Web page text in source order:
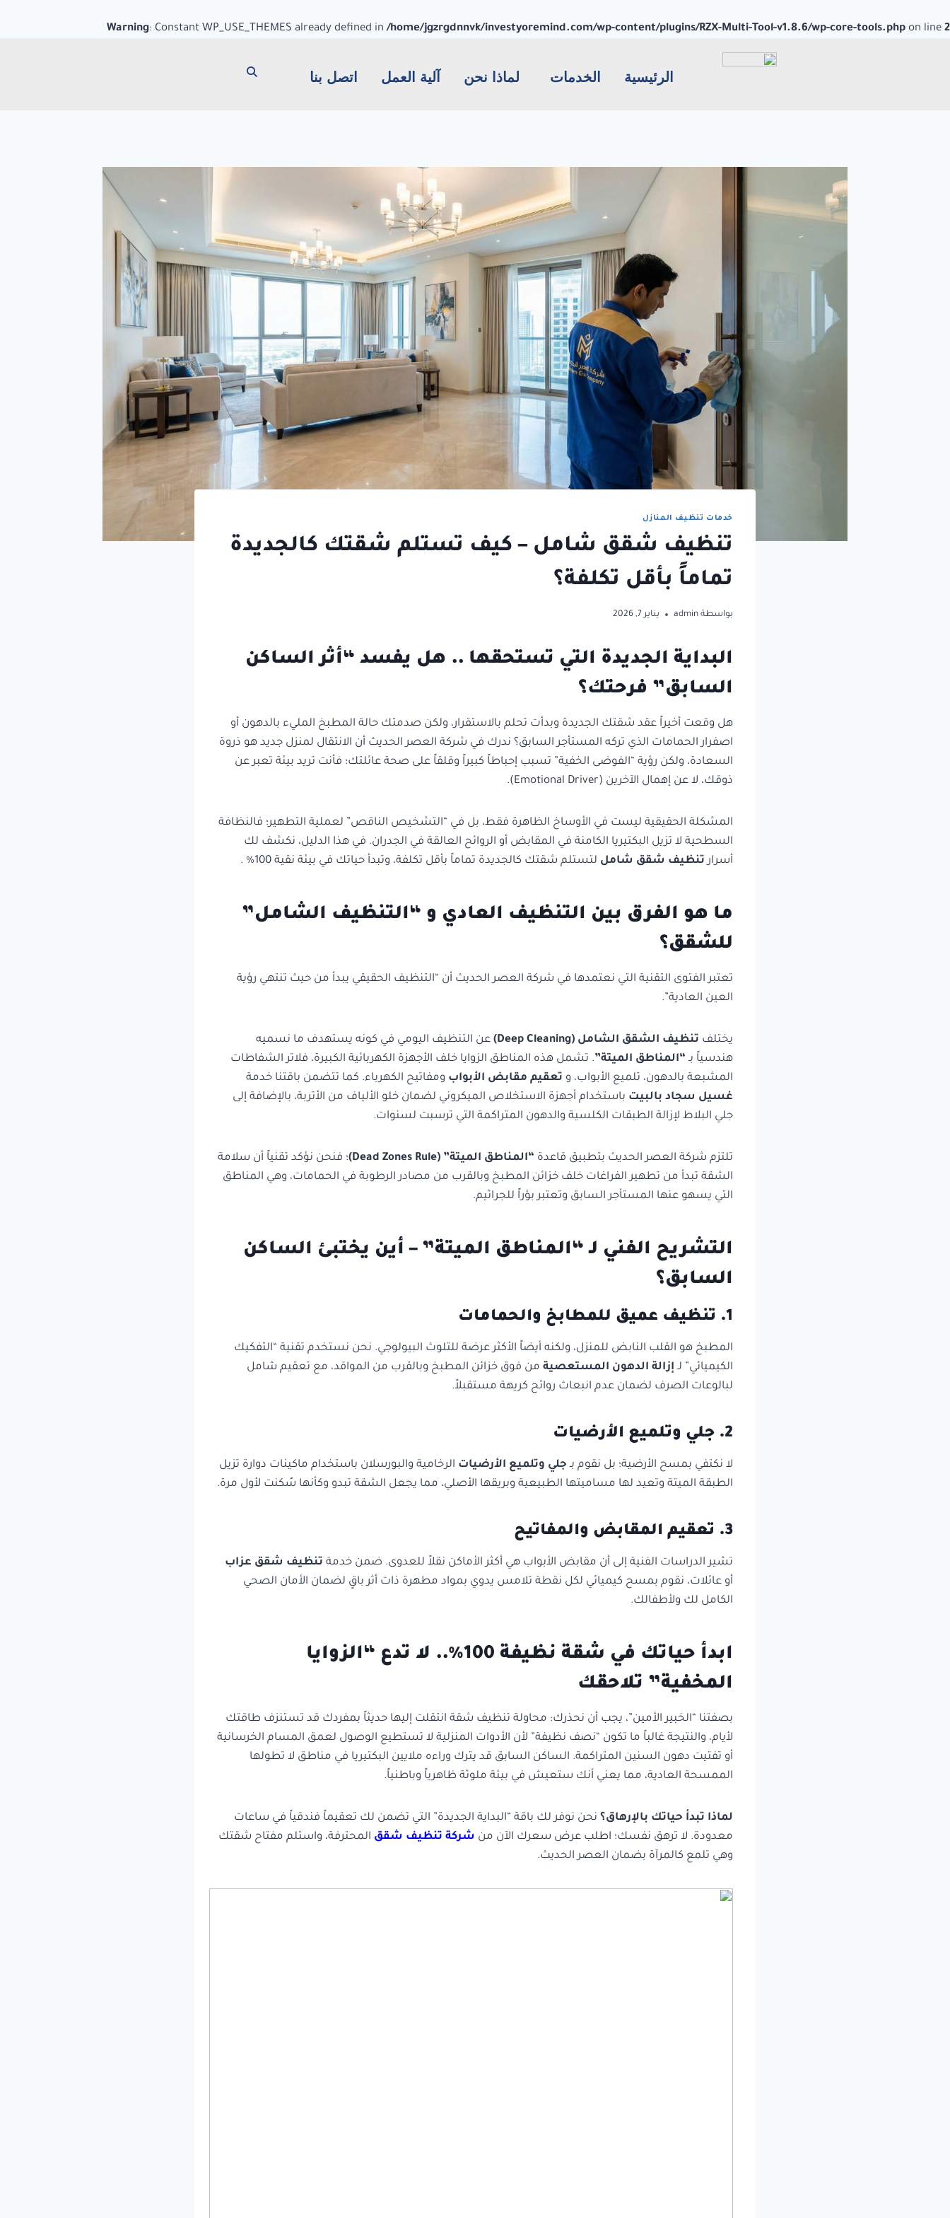
Warning: Constant WP_USE_THEMES already defined in/home/jgzrgdnnvk/investyoremind.com/wp-content/plugins/RZX-Multi-Tool-v1.8.6/wp-core-tools.php on line 2
الرئيسية الخدمات لماذا نحن آلية العمل اتصل بنا
خدمات تنظيف المنازل
تنظيف شقق شامل – كيف تستلم شقتك كالجديدة
تماماً بأقل تكلفة؟
بواسطة admin يناير 7, 2026
البداية الجديدة التي تستحقها .. هل يفسد “أثر الساكن
السابق” فرحتك؟
هل وقعت أخيراً عقد شقتك الجديدة وبدأت تحلم بالاستقرار، ولكن صدمتك حالة المطبخ المليء بالدهون أو
اصفرار الحمامات الذي تركه المستأجر السابق؟ ندرك في شركة العصر الحديث أن الانتقال لمنزل جديد هو ذروة
السعادة، ولكن رؤية “الفوضى الخفية” تسبب إحباطاً كبيراً وقلقاً على صحة عائلتك؛ فأنت تريد بيئة تعبر عن
ذوقك، لا عن إهمال الآخرين (Emotional Driver).
المشكلة الحقيقية ليست في الأوساخ الظاهرة فقط، بل في “التشخيص الناقص” لعملية التطهير؛ فالنظافة
السطحية لا تزيل البكتيريا الكامنة في المقابض أو الروائح العالقة في الجدران. في هذا الدليل، نكشف لك
أسرار تنظيف شقق شامل لتستلم شقتك كالجديدة تماماً بأقل تكلفة، وتبدأ حياتك في بيئة نقية 100% .
ما هو الفرق بين التنظيف العادي و “التنظيف الشامل”
للشقق؟
تعتبر الفتوى التقنية التي نعتمدها في شركة العصر الحديث أن “التنظيف الحقيقي يبدأ من حيث تنتهي رؤية
العين العادية”.
يختلف تنظيف الشقق الشامل (Deep Cleaning)
عن التنظيف اليومي في كونه يستهدف ما نسميه
هندسياً بـ “المناطق الميتة”. تشمل هذه المناطق الزوايا خلف الأجهزة الكهربائية الكبيرة، فلاتر الشفاطات
المشبعة بالدهون، تلميع الأبواب، و تعقيم مقابض الأبواب ومفاتيح الكهرباء. كما تتضمن باقتنا خدمة
غسيل سجاد بالبيت باستخدام أجهزة الاستخلاص الميكروني لضمان خلو الألياف من الأتربة، بالإضافة إلى
جلي البلاط لإزالة الطبقات الكلسية والدهون المتراكمة التي ترسبت لسنوات.
تلتزم شركة العصر الحديث بتطبيق قاعدة “المناطق الميتة” (Dead Zones Rule)
؛ فنحن نؤكد تقنياً أن سلامة
الشقة تبدأ من تطهير الفراغات خلف خزائن المطبخ وبالقرب من مصادر الرطوبة في الحمامات، وهي المناطق
التي يسهو عنها المستأجر السابق وتعتبر بؤراً للجراثيم.
التشريح الفني لـ “المناطق الميتة” – أين يختبئ الساكن
السابق؟
1. تنظيف عميق للمطابخ والحمامات
المطبخ هو القلب النابض للمنزل، ولكنه أيضاً الأكثر عرضة للتلوث البيولوجي. نحن نستخدم تقنية “التفكيك
الكيميائي” لـ إزالة الدهون المستعصية من فوق خزائن المطبخ وبالقرب من المواقد، مع تعقيم شامل
لبالوعات الصرف لضمان عدم انبعاث روائح كريهة مستقبلاً.
2. جلي وتلميع الأرضيات
لا نكتفي بمسح الأرضية؛ بل نقوم بـ جلي وتلميع الأرضيات الرخامية والبورسلان باستخدام ماكينات دوارة تزيل
الطبقة الميتة وتعيد لها مساميتها الطبيعية وبريقها الأصلي، مما يجعل الشقة تبدو وكأنها سُكنت لأول مرة.
3. تعقيم المقابض والمفاتيح
تشير الدراسات الفنية إلى أن مقابض الأبواب هي أكثر الأماكن نقلاً للعدوى. ضمن خدمة تنظيف شقق عزاب
أو عائلات، نقوم بمسح كيميائي لكل نقطة تلامس يدوي بمواد مطهرة ذات أثر باقٍ لضمان الأمان الصحي
الكامل لك ولأطفالك.
ابدأ حياتك في شقة نظيفة 100%.. لا تدع “الزوايا
المخفية” تلاحقك
بصفتنا “الخبير الأمين”، يجب أن نحذرك: محاولة تنظيف شقة انتقلت إليها حديثاً بمفردك قد تستنزف طاقتك
لأيام، والنتيجة غالباً ما تكون “نصف نظيفة” لأن الأدوات المنزلية لا تستطيع الوصول لعمق المسام الخرسانية
أو تفتيت دهون السنين المتراكمة. الساكن السابق قد يترك وراءه ملايين البكتيريا في مناطق لا تطولها
الممسحة العادية، مما يعني أنك ستعيش في بيئة ملوثة ظاهرياً وباطنياً.
لماذا تبدأ حياتك بالإرهاق؟ نحن نوفر لك باقة “البداية الجديدة” التي تضمن لك تعقيماً فندقياً في ساعات
معدودة. لا ترهق نفسك؛ اطلب عرض سعرك الآن من شركة تنظيف شقق المحترفة، واستلم مفتاح شقتك
وهي تلمع كالمرآة بضمان العصر الحديث.